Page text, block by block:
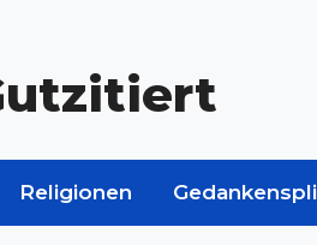
Religionen